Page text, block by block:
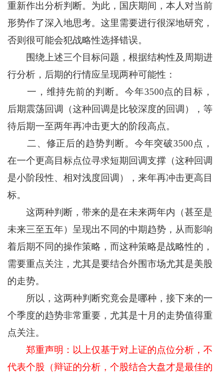
重新作出分析判断。为此，国庆期间，本人对当前
形势作了深入地思考。这里需要进行很深地研究，
否则很可能会犯战略性选择错误。
围绕上述三个目标问题，根据结构性及周期进
行分析，后期的行情应呈现两种可能性：
一，维持先前的判断。今年3500点的目标，
后期震荡回调（这种回调是比较深度的回调），等
待后期一至两年再冲击更大的阶段高点。
二、修正后的趋势判断。今年突破3500点，
在一个更高目标点位寻求短期回调支撑（这种回调
是小阶段性、相对浅度回调），来年再冲击更高目
标。
这两种判断，带来的是在未来两年内（甚至是
未来三至五年）呈现出不同的中期趋势，从而影响
着后期不同的操作策略，而这种策略是战略性的，
需要重点关注，尤其是要结合外围市场尤其是美股
的走势。
所以，这两种判断究竟会是哪种，接下来的一
个季度的趋势非常重要，尤其是十月的走势值得重
点关注。
郑重声明：以上仅基于对上证的点位分析，不
代表个股（辩证的分析，个股结合大盘才是最佳的